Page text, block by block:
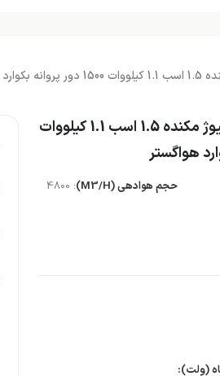
اگزاست فن سانتریفیوژ مکنده 1.5 اسب 1.1 کیلووات
حجم هوادهی (M3/H)
: 4800
(ولت):